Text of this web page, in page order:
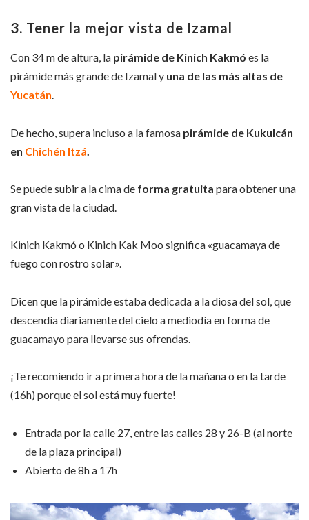
3. Tener la mejor vista de Izamal
Con 34 m de altura, la pirámide de Kinich Kakmó es la
pirámide más grande de Izamal y una de las más altas de
Yucatán.
De hecho, supera incluso a la famosa pirámide de Kukulcán
en Chichén Itzá
Se puede subir a la cima de forma gratuita para obtener una
gran vista de la ciudad.
Kinich Kakmó o Kinich Kak Moo significa «guacamaya de
fuego con rostro solar».
Dicen que la pirámide estaba dedicada a la diosa del sol, que
descendía diariamente del cielo a mediodía en forma de
guacamayo para llevarse sus ofrendas.
¡Te recomiendo ir a primera hora de la mañana o en la tarde
(16h) porque el sol está muy fuerte!
Entrada por la calle 27, entre las calles 28 y 26-B (al norte
de la plaza principal)
Abierto de 8h a 17h